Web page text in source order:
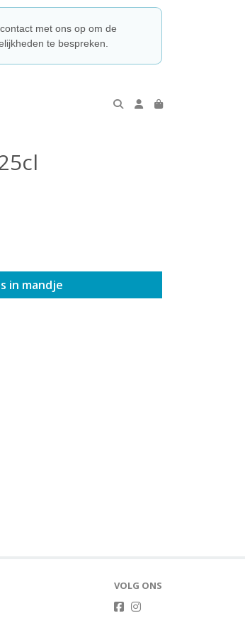
met ons op om de
te bespreken.
in mandje
VOLG ONS